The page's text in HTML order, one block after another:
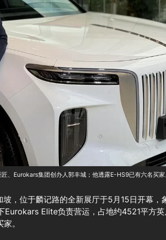
、Eurokars集团创办人郭丰城；他透露E-HS9已有六名买家
，位于麟记路的全新展厅于5月15日开幕，
Eurokars Elite负责营运，占地约4521平方
。